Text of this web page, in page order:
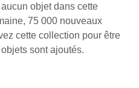
objet dans cette
75 000 nouveaux
cette collection pour être
sont ajoutés.